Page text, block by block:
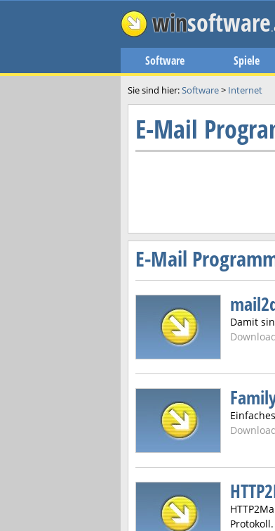
winsoftware
Software Spiele
Sie sind hier:Software> Internet
E-Mail
E-Mail
Damit
Protokoll.